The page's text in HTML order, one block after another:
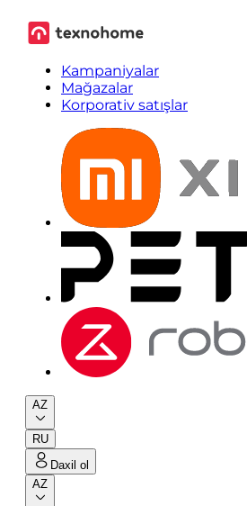
Kampaniyalar
Mağazalar
Korporativ satışlar
AZ
RU
Daxil ol
AZ